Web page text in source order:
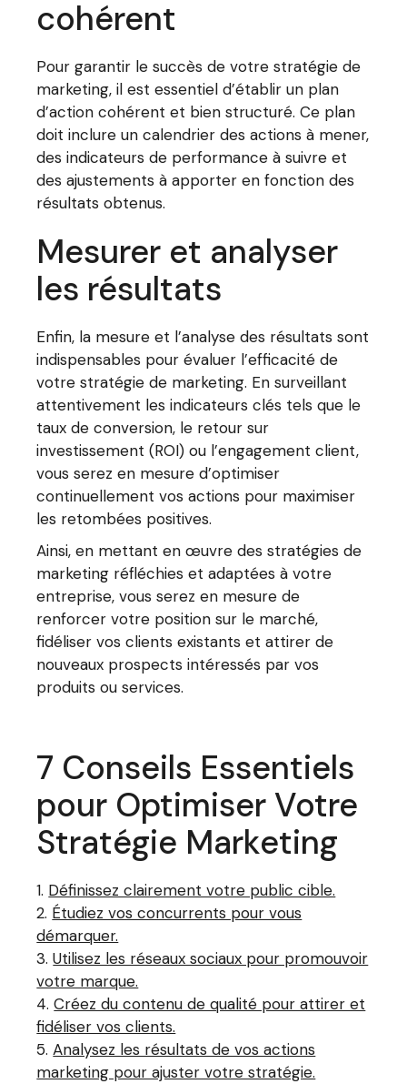
cohérent
Pour garantir le succès de votre stratégie de
marketing, il est essentiel d’établir un plan
d’action cohérent et bien structuré. Ce plan
doit inclure un calendrier des actions à mener,
des indicateurs de performance à suivre et
des ajustements à apporter en fonction des
résultats obtenus.
Mesurer et analyser
les résultats
Enfin, la mesure et l’analyse des résultats sont
indispensables pour évaluer l’efficacité de
votre stratégie de marketing. En surveillant
attentivement les indicateurs clés tels que le
taux de conversion, le retour sur
investissement (ROI) ou l’engagement client,
vous serez en mesure d’optimiser
continuellement vos actions pour maximiser
les retombées positives.
Ainsi, en mettant en œuvre des stratégies de
marketing réfléchies et adaptées à votre
entreprise, vous serez en mesure de
renforcer votre position sur le marché,
fidéliser vos clients existants et attirer de
nouveaux prospects intéressés par vos
produits ou services.
7 Conseils Essentiels
pour Optimiser Votre
Stratégie Marketing
Définissez clairement votre public cible.
Étudiez vos concurrents pour vous
démarquer.
Utilisez les réseaux sociaux pour promouvoir
votre marque.
Créez du contenu de qualité pour attirer et
fidéliser vos clients.
Analysez les résultats de vos actions
marketing pour ajuster votre stratégie.